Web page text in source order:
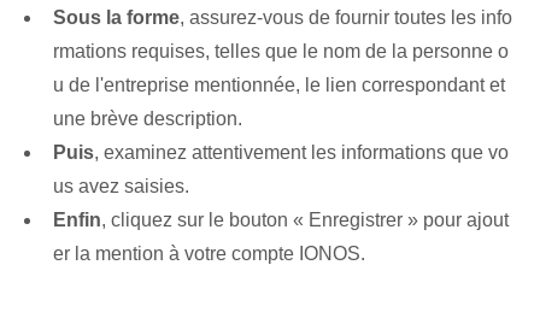
Sous la forme, assurez-vous de fournir toutes les info
rmations requises, telles que le nom de la personne o
u de l'entreprise mentionnée, le lien correspondant et
une brève description.
Puis, examinez attentivement les informations que vo
us avez saisies.
Enfin, cliquez sur le bouton « Enregistrer » pour ajout
er la mention à votre compte IONOS.